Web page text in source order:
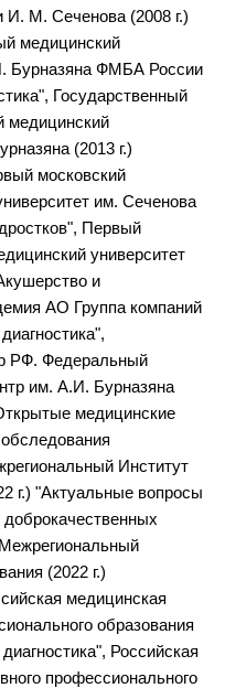
И. М. Сеченова (2008 г.)
медицинский
Бурназяна ФМБА России
Государственный
медицинский
(2013 г.)
московский
им. Сеченова
Первый
университет
и
АО Группа компаний
РФ. Федеральный
им. А.И. Бурназяна
медицинские
Институт
г.) "Актуальные вопросы
(2022 г.)
медицинская
образования
Российская
профессионального